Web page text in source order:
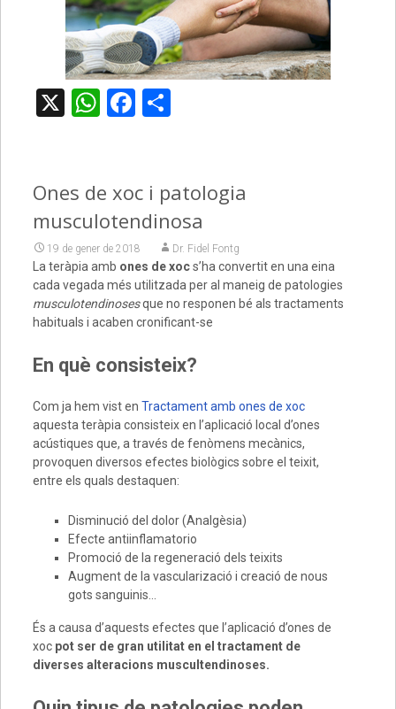
X WhatsApp
Facebook
Comparteix
Ones de xoc i patologia
musculotendinosa
19 de gener de 2018 Dr. Fidel Fontg
La teràpia amb ones de xocs’ha convertit en una eina
cada vegada més utilitzada per al maneig de patologies
musculotendinosesque no responen bé als tractaments
habituals i acaben cronificant-se
En què consisteix?
Com ja hem vist en Tractament amb ones de xoc
aquesta teràpia consisteix en l’aplicació local d’ones
acústiques que, a través de fenòmens mecànics,
provoquen diversos efectes biològics sobre el teixit,
entre els quals destaquen:
Disminució del dolor (Analgèsia)
Efecte antiinflamatorio
Promoció de la regeneració dels teixits
Augment de la vascularizació i creació de nous
gots sanguinis…
És a causa d’aquests efectes que l’aplicació d’ones de
xoc pot ser de gran utilitat en el tractament de
diverses alteracions muscultendinoses.